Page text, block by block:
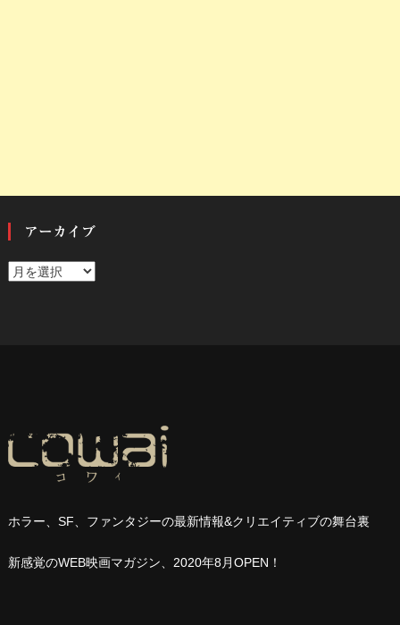
アーカイブ
ア
ホラー、SF、ファンタジーの最新情報&クリエイティブの舞台裏
新感覚のWEB映画マガジン、2020年8月OPEN ！